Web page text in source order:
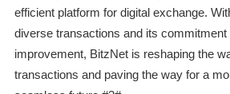
efficient platform for digital exchange.
diverse transactions and its commitment
improvement, BitzNet is reshaping the
transactions and paving the way for a